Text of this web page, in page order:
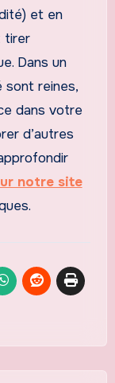
et en
tirer
Dans un
sont reines,
dans votre
d’autres
notre site